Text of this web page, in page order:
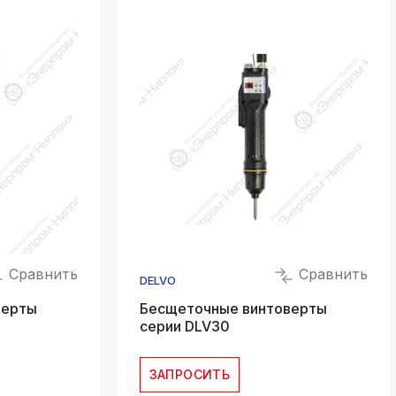
ksldkfjsdlfkjsls;ldfkgjsdl;kfkфыва
k
ksldkfjsdlfkjsls;ldfkgjsdl;kfkфыва
ksldkfjsdlfkjsls;ldfkgjsdl;kfkфыва
ksldkfjsdlfkjsls;ldfkgjsdl;kfkфыва
k
ksldkfjsdlfkjsls;ldfkgjsdl;kfkфыва
ksldkfjsdlfkjsls;ldfkgjsdl;kfkфыва
Сравнить
DELVO
Сравнить
Бесщеточные винтоверты
серии DLV30
ЗАПРОСИТЬ